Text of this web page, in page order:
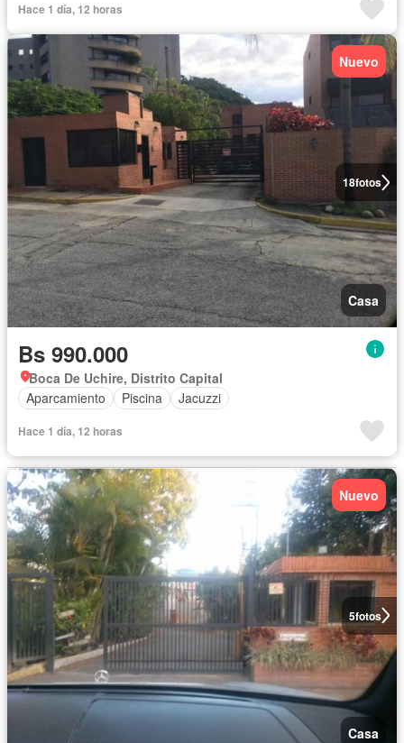
Hace 1 día, 12 horas
18fotos
Nuevo
Casa
Bs 990.000
Boca De Uchire, Distrito Capital
Aparcamiento
Piscina Jacuzzi
Hace 1 día, 12 horas
5fotos
Nuevo
Casa